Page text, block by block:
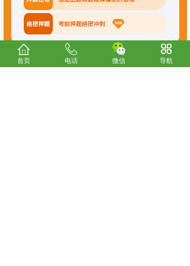
首页 电话 微信 导航